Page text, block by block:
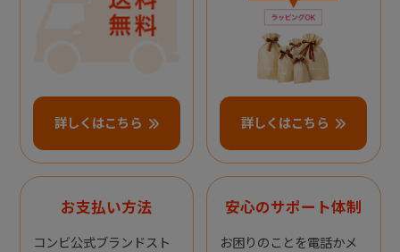
詳しくはこちら 詳しくはこちら
お支払い方法
コンビ公式ブランドスト
安心のサポート体制
お困りのことを電話かメ